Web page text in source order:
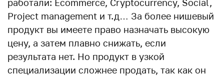
работали: Ecommerce, Cryptocurrency, Social,
Project management и т.д… За более нишевый
продукт вы имеете право назначать высокую
цену, а затем плавно снижать, если
результата нет. Но продукт в узкой
специализации сложнее продать, так как он